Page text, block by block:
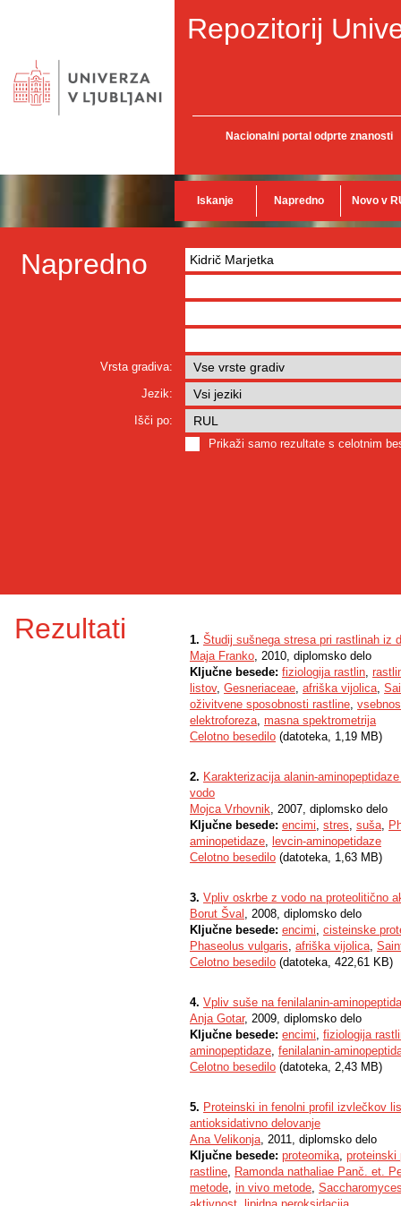
Repozitorij
Nacionalni portal odprte znanosti
Iskanje Napredno Novo v
Napredno
Vrsta gradiva:
Jezik:
Išči po:
Prikaži samo rezultate s celotnim
Rezultati 1. Študij sušnega stresa pri rastlinah iz
Maja Franko, 2010, diplomsko delo
Ključne besede: fiziologija rastlin,
listov, Gesneriaceae, afriška vijolica,
oživitvene sposobnosti rastline,
elektroforeza, masna spektrometrija
Celotno besedilo (datoteka, 1,19 MB)
2. Karakterizacija alanin-
vodo
Mojca Vrhovnik, 2007, diplomsko delo
Ključne besede: encimi, stres, suša,
aminopetidaze, levcin-aminopetidaze
Celotno besedilo (datoteka, 1,63 MB)
3. Vpliv oskrbe z vodo na proteolitično
Borut Šval , 2008, diplomsko delo
Ključne besede: encimi, cisteinske
Phaseolus vulgaris, afriška vijolica,
Celotno besedilo (datoteka, 422,61 KB)
4. Vpliv suše na fenilalanin-
Anja Gotar, 2009, diplomsko delo
Ključne besede: encimi, fiziologija
aminopeptidaze, fenilalanin-
Celotno besedilo (datoteka, 2,43 MB)
5. Proteinski in fenolni profil izvlečkov
antioksidativno delovanje
Ana Velikonja, 2011, diplomsko delo
Ključne besede: proteomika, proteinski
rastline, Ramonda nathaliae Panč. et.
metode, in vivo metode,